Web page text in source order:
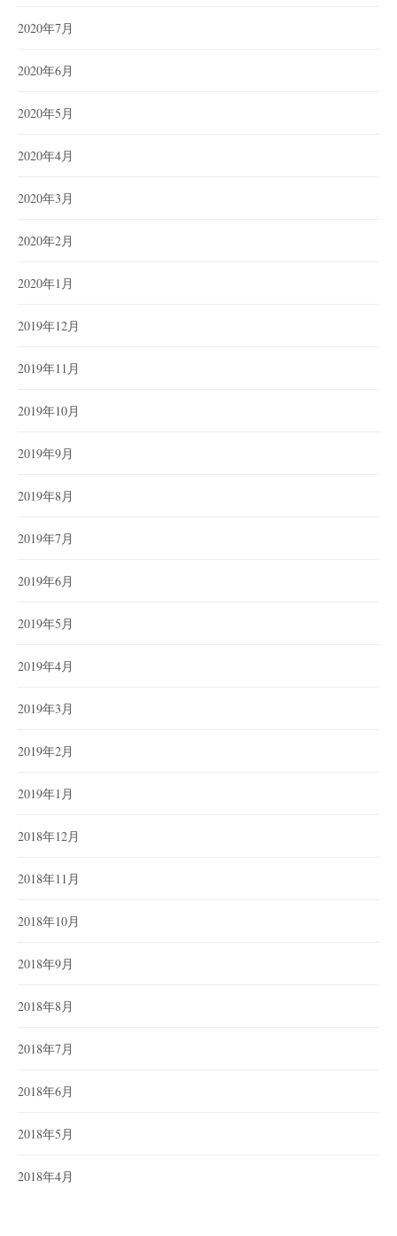
2020年7月
2020年6月
2020年5月
2020年4月
2020年3月
2020年2月
2020年1月
2019年12月
2019年11月
2019年10月
2019年9月
2019年8月
2019年7月
2019年6月
2019年5月
2019年4月
2019年3月
2019年2月
2019年1月
2018年12月
2018年11月
2018年10月
2018年9月
2018年8月
2018年7月
2018年6月
2018年5月
2018年4月